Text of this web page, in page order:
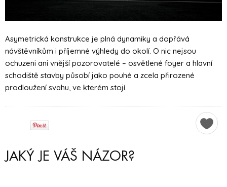
Asymetrická konstrukce je plná dynamiky a dopřává
návštěvníkům i příjemné výhledy do okolí. O nic nejsou
ochuzeni ani vnější pozorovatelé – osvětlené foyer a hlavní
schodiště stavby působí jako pouhé a zcela přirozené
prodloužení svahu, ve kterém stojí.
JAKÝ JE VÁŠ NÁZOR?